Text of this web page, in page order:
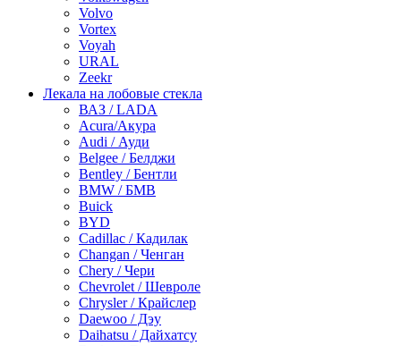
Volvo
Vortex
Voyah
URAL
Zeekr
Лекала на лобовые стекла
ВАЗ / LADA
Acura/Акура
Audi / Ауди
Belgee / Белджи
Bentley / Бентли
BMW / БМВ
Buick
BYD
Cadillac / Кадилак
Changan / Ченган
Chery / Чери
Chevrolet / Шевроле
Chrysler / Крайслер
Daewoo / Дэу
Daihatsu / Дайхатсу